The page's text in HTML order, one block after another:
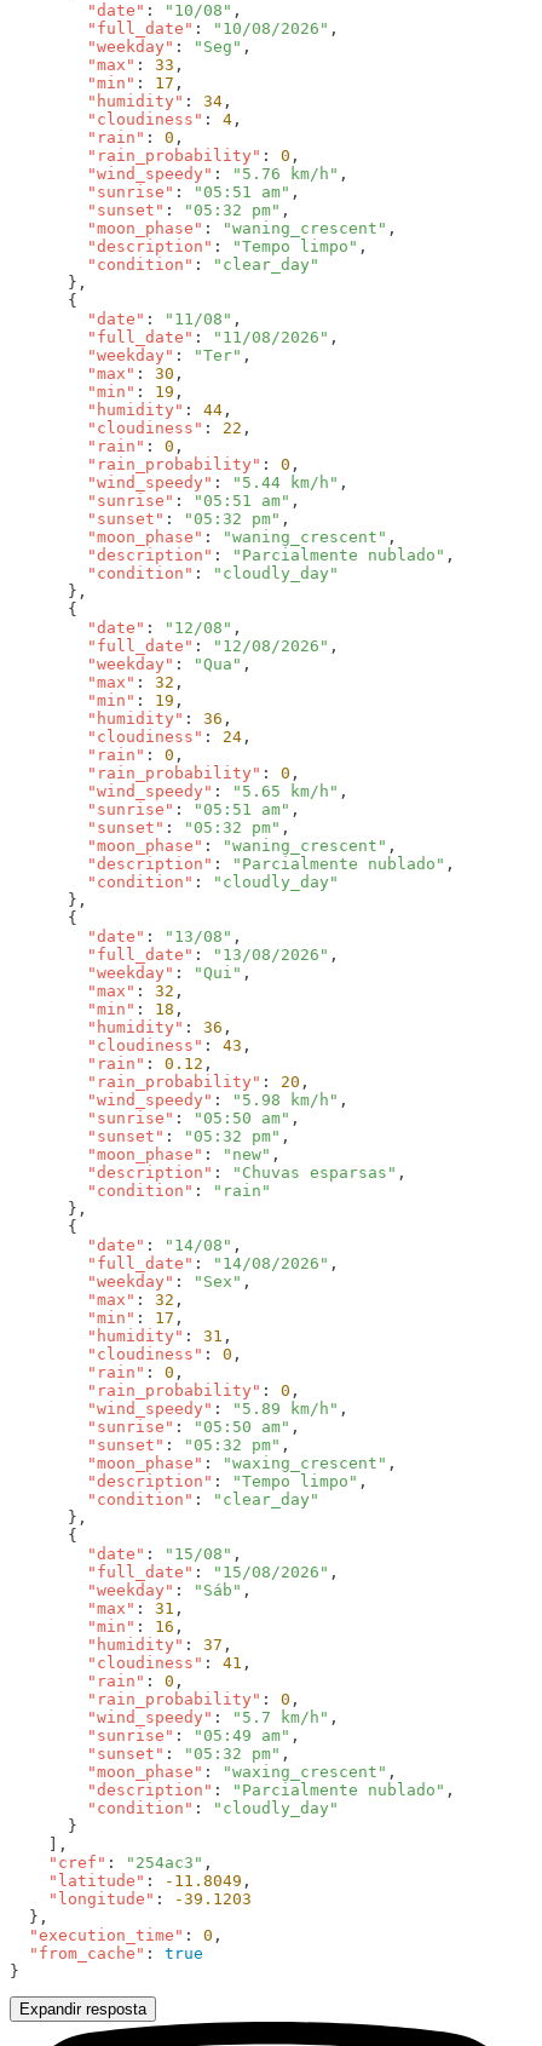
        "date"
: "10/08"
        "full_date"
: "10/08/2026"
        "weekday"
: "Seg"
        "max"
: 33
        "min"
: 17
        "humidity"
: 34
        "cloudiness"
: 4
        "rain"
: 0
        "rain_probability"
: 0
        "wind_speedy"
: "5.76 km/h"
        "sunrise"
: "05:51 am"
        "sunset"
: "05:32 pm"
        "moon_phase"
: "waning_crescent"
        "description"
: "Tempo limpo"
        "condition"
:
        "date"
: "11/08"
        "full_date"
: "11/08/2026"
        "weekday"
: "Ter"
        "max"
: 30
        "min"
: 19
        "humidity"
: 44
        "cloudiness"
: 22
        "rain"
: 0
        "rain_probability"
: 0
        "wind_speedy"
: "5.44 km/h"
        "sunrise"
: "05:51 am"
        "sunset"
: "05:32 pm"
        "moon_phase"
: "waning_crescent"
        "description"
: "Parcialmente nublado"
        "condition"
:
        "date"
: "12/08"
        "full_date"
: "12/08/2026"
        "weekday"
: "Qua"
        "max"
: 32
        "min"
: 19
        "humidity"
: 36
        "cloudiness"
: 24
        "rain"
: 0
        "rain_probability"
: 0
        "wind_speedy"
: "5.65 km/h"
        "sunrise"
: "05:51 am"
        "sunset"
: "05:32 pm"
        "moon_phase"
: "waning_crescent"
        "description"
: "Parcialmente nublado"
        "condition"
:
        "date"
: "13/08"
        "full_date"
: "13/08/2026"
        "weekday"
: "Qui"
        "max"
: 32
        "min"
: 18
        "humidity"
: 36
        "cloudiness"
: 43
        "rain"
: 0.12
        "rain_probability"
: 20
        "wind_speedy"
: "5.98 km/h"
        "sunrise"
: "05:50 am"
        "sunset"
: "05:32 pm"
        "moon_phase"
: "new"
        "description"
: "Chuvas esparsas"
        "condition"
:
        "date"
: "14/08"
        "full_date"
: "14/08/2026"
        "weekday"
: "Sex"
        "max"
: 32
        "min"
: 17
        "humidity"
: 31
        "cloudiness"
: 0
        "rain"
: 0
        "rain_probability"
: 0
        "wind_speedy"
: "5.89 km/h"
        "sunrise"
: "05:50 am"
        "sunset"
: "05:32 pm"
        "moon_phase"
: "waxing_crescent"
        "description"
: "Tempo limpo"
        "condition"
:
        "date"
: "15/08"
        "full_date"
: "15/08/2026"
        "weekday"
: "Sáb"
        "max"
: 31
        "min"
: 16
        "humidity"
: 37
        "cloudiness"
: 41
        "rain"
: 0
        "rain_probability"
: 0
        "wind_speedy"
: "5.7 km/h"
        "sunrise"
: "05:49 am"
        "sunset"
: "05:32 pm"
        "moon_phase"
: "waxing_crescent"
        "description"
: "Parcialmente nublado"
        "condition"
:
    "cref"
: "254ac3"
    "latitude"
: -11.8049
    "longitude"
:
  "execution_time"
: 0
  "from_cache"
:
Expandir resposta